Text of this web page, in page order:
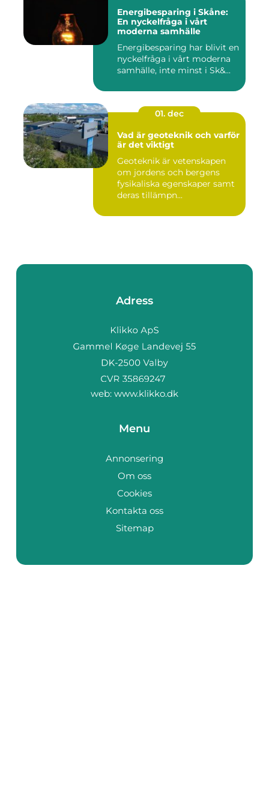
Energibesparing i Skåne:
En nyckelfråga i vårt
moderna samhälle
Energibesparing har blivit en
nyckelfråga i vårt moderna
samhälle, inte minst i Sk&...
01. dec
Vad är geoteknik och varför
är det viktigt
Geoteknik är vetenskapen
om jordens och bergens
fysikaliska egenskaper samt
deras tillämpn...
Adress
web: www.klikko.dk
Menu
Annonsering
Om oss
Cookies
Kontakta oss
Sitemap